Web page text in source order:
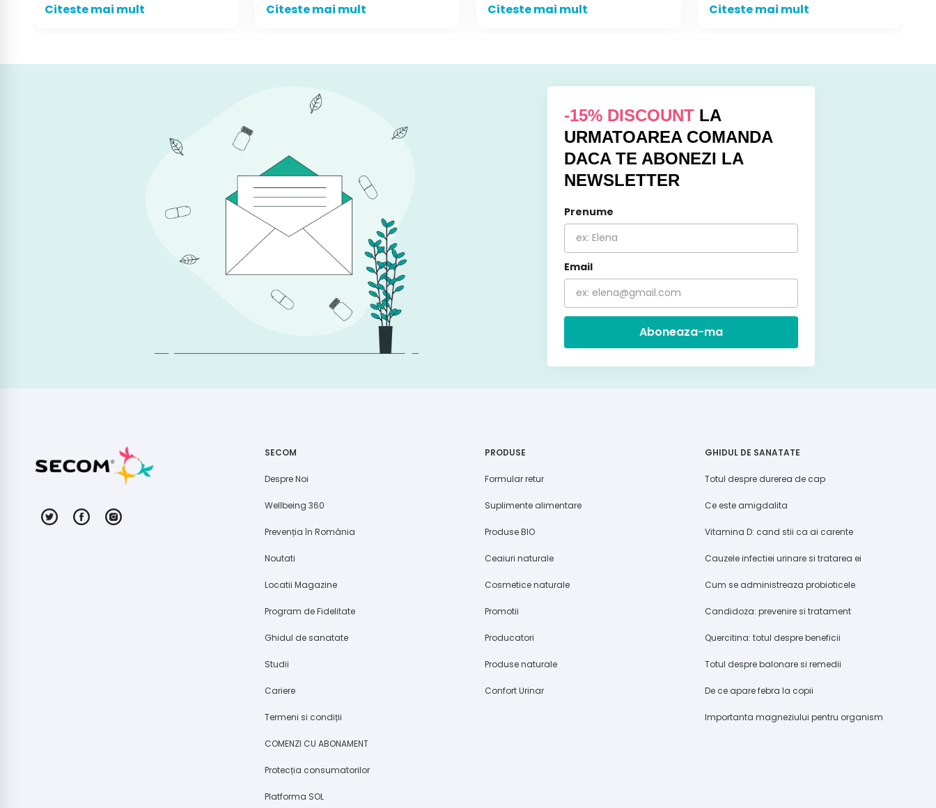
Citeste mai mult Citeste mai mult Citeste mai mult Citeste mai mult
-15% DISCOUNT LA
URMATOAREA COMANDA
DACA TE ABONEZI LA
NEWSLETTER
Prenume
Email
Aboneaza-ma
SECOM
Despre Noi
Wellbeing 360
Prevenția în România
Noutati
Locatii Magazine
Program de Fidelitate
Ghidul de sanatate
Studii
Cariere
Termeni si condiții
COMENZI CU ABONAMENT
Protecția consumatorilor
Platforma SOL
PRODUSE
Formular retur
Suplimente alimentare
Produse BIO
Ceaiuri naturale
Cosmetice naturale
Promotii
Producatori
Produse naturale
Confort Urinar
GHIDUL DE SANATATE
Totul despre durerea de cap
Ce este amigdalita
Vitamina D: cand stii ca ai carente
Cauzele infectiei urinare si tratarea ei
Cum se administreaza probioticele
Candidoza: prevenire si tratament
Quercitina: totul despre beneficii
Totul despre balonare si remedii
De ce apare febra la copii
Importanta magneziului pentru organism